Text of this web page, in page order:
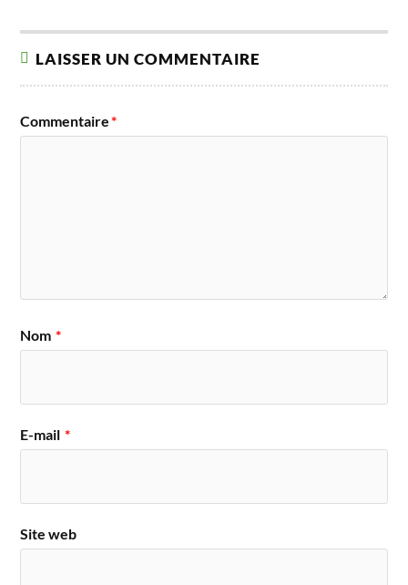
LAISSER UN COMMENTAIRE
Commentaire*
Nom *
E-mail *
Site web